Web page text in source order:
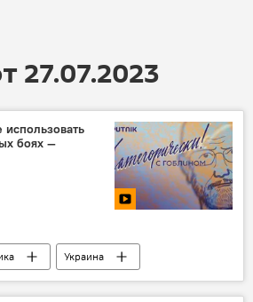
27.07.2023
боях —
Украина
техника